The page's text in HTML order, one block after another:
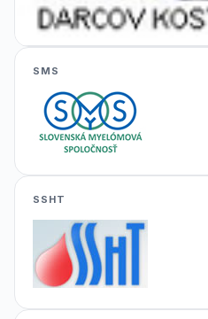
SMS
SSHT